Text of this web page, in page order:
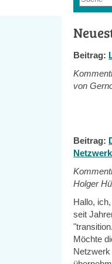
Beitrag:
von
Beitrag:
Holger
Hallo,
seit
Möchte
Netzwerk